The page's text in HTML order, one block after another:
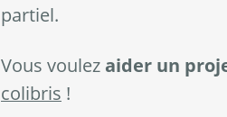
partiel.
Vous voulez aider un
colibris !